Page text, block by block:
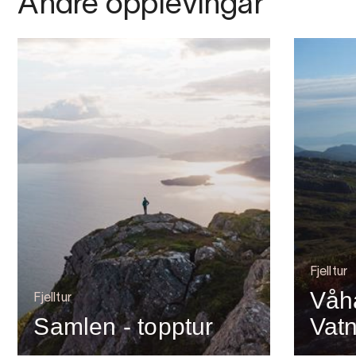
Andre opplevingar
Fjelltur
Samlen - topptur
Fjelltur